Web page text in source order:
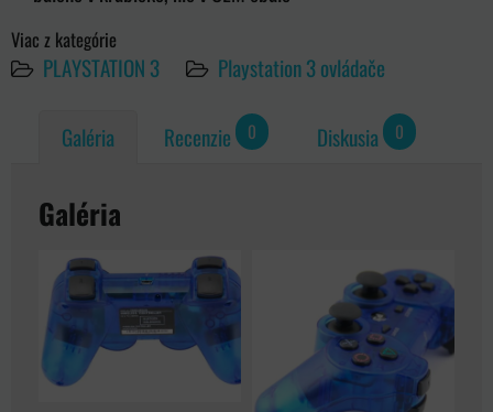
Viac z kategórie
PLAYSTATION 3 Playstation 3 ovládače
Galéria Recenzie 0 Diskusia 0
Galéria